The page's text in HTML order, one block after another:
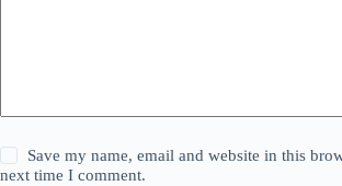
Save my name, email and website in this
next time I comment.